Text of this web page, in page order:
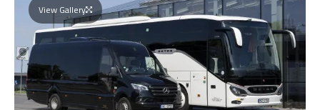
View Gallery